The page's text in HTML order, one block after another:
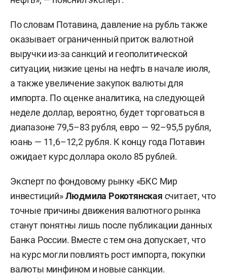
По словам Потавина, давление на рубль также
оказывает ограниченный приток валютной
выручки из-за санкций и геополитической
ситуации, низкие цены на нефть в начале июля,
а также увеличение закупок валюты для
импорта. По оценке аналитика, на следующей
неделе доллар, вероятно, будет торговаться в
диапазоне 79,5–83 рубля, евро — 92–95,5 рубля,
юань — 11,6–12,2 рубля. К концу года Потавин
ожидает курс доллара около 85 рублей.
Эксперт по фондовому рынку «БКС Мир
инвестиций»Людмила Рокотянская считает, что
точные причины движения валютного рынка
станут понятны лишь после публикации данных
Банка России. Вместе с тем она допускает, что
на курс могли повлиять рост импорта, покупки
валюты минфином и новые санкции.